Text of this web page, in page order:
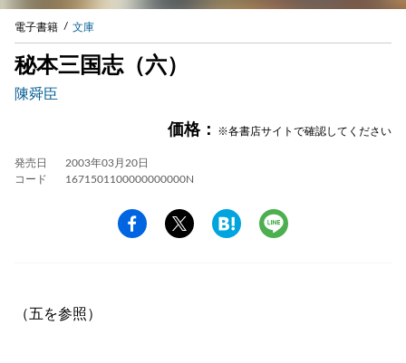
電子書籍 文庫
秘本三国志（六）
陳舜臣
価格： ※各書店サイトで確認してください
発売日
2003年03月20日
コード
1671501100000000000N
（五を参照）